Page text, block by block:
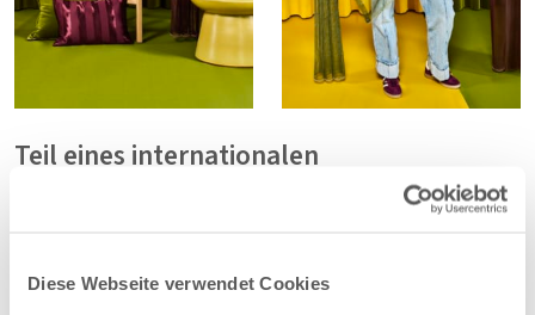
Diese Webseite verwendet Cookies
Teil eines internationalen
im Einklang mit einer breiteren internationalen